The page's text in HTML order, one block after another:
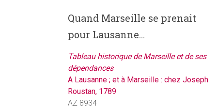
Quand Marseille se prenait
pour Lausanne…
Tableau historique de Marseille et de ses
dépendances
A Lausanne ; et à Marseille : chez Joseph
Roustan, 1789
AZ 8934